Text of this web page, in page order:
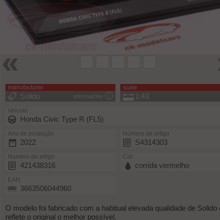
manufacturer
informações
Solido
scale
1:43
Veículo
Honda Civic Type R (FL5)
Ano de produção
2022
Número de artigo
S4314303
Número de artigo
421438316
Cor
corrida vermelho
EAN
3663506044960
O modelo foi fabricado com a habitual elevada qualidade de Solido
reflete o original o melhor possível.